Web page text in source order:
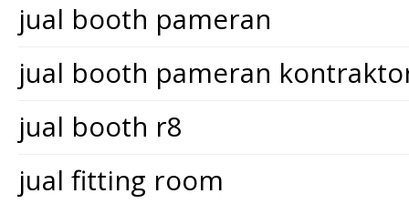
jual booth pameran
jual booth pameran
jual booth r8
jual fitting room